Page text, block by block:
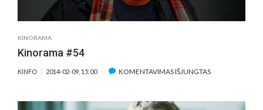
SAVO
INTUICIJA“
KINORAMA
Kinorama #54
KINFO 2014-02-09, 15:00 KOMENTAVIMAS IŠJUNGTASĮRAŠE